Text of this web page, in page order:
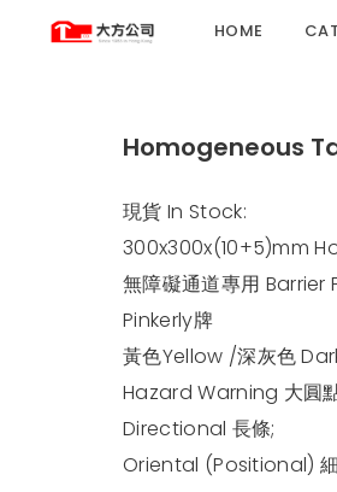
HOME
Homogeneous
現貨 In Stock:
300x300x(10+5)mm
無障礙通道專用
Pinkerly牌
黃色Yellow /深灰色
Hazard Warning 大圓
Directional 長條;
Oriental (Positional)